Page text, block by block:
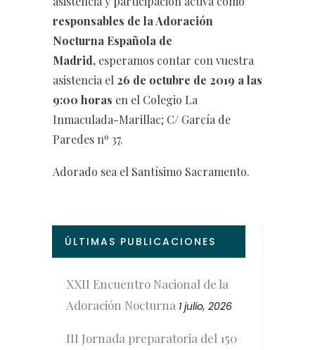
responsables de la Adoración
Nocturna Española de
Madrid, esperamos contar con vuestra
asistencia el 26 de octubre de 2019 a las
9:00 horas en el Colegio La
Inmaculada-Marillac; C/ García de
Paredes nº 37.
Adorado sea el Santísimo Sacramento.
ÚLTIMAS PUBLICACIONES
XXII Encuentro Nacional de la
Adoración Nocturna 1 julio, 2026
III Jornada preparatoria del 150